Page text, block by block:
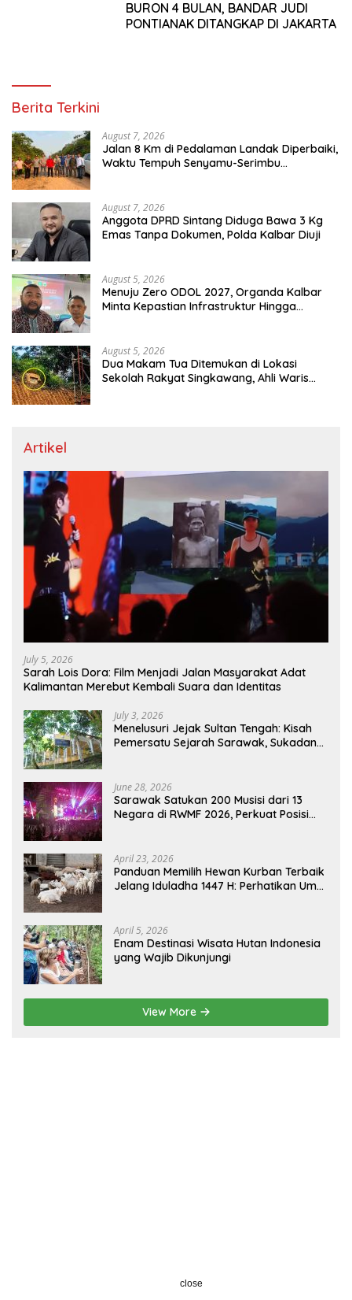
BURON 4 BULAN, BANDAR JUDI
PONTIANAK DITANGKAP DI JAKARTA
Berita Terkini
August 7, 2026
Jalan 8 Km di Pedalaman Landak Diperbaiki,
Waktu Tempuh Senyamu-Serimbu
August 7, 2026
Anggota DPRD Sintang Diduga Bawa 3 Kg
Emas Tanpa Dokumen, Polda Kalbar Diuji
August 5, 2026
Menuju Zero ODOL 2027, Organda Kalbar
Minta Kepastian Infrastruktur Hingga
August 5, 2026
Dua Makam Tua Ditemukan di Lokasi
Sekolah Rakyat Singkawang, Ahli Waris
Artikel
July 5, 2026
Sarah Lois Dora: Film Menjadi Jalan Masyarakat Adat
Kalimantan Merebut Kembali Suara dan Identitas
July 3, 2026
Menelusuri Jejak Sultan Tengah: Kisah
Pemersatu Sejarah Sarawak, Sukadana,
June 28, 2026
Sarawak Satukan 200 Musisi dari 13
Negara di RWMF 2026, Perkuat Posisi
April 23, 2026
Panduan Memilih Hewan Kurban Terbaik
Jelang Iduladha 1447 H: Perhatikan Umur
April 5, 2026
Enam Destinasi Wisata Hutan Indonesia
yang Wajib Dikunjungi
View More
close